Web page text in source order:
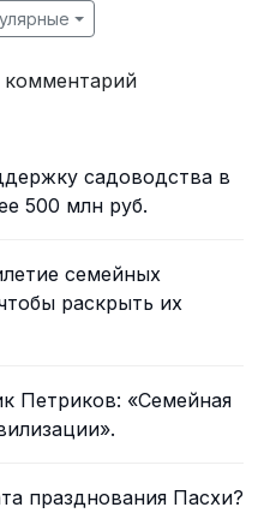
комментарий
садоводства в
500 млн руб.
семейных
раскрыть их
Петриков: «Семейная
празднования Пасхи?